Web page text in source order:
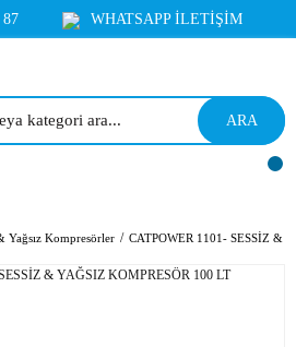
WHATSAPP İLETİŞİM
ARA
Yağsız Kompresörler CATPOWER 1101- SESSİZ &